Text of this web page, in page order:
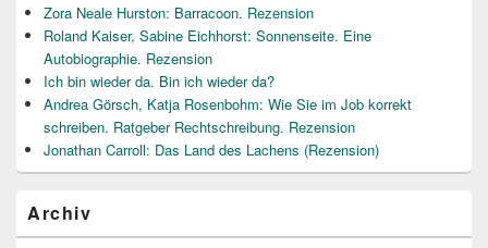
Zora Neale Hurston: Barracoon. Rezension
Roland Kaiser, Sabine Eichhorst: Sonnenseite. Eine
Autobiographie. Rezension
Ich bin wieder da. Bin ich wieder da?
Andrea Görsch, Katja Rosenbohm: Wie Sie im Job korrekt
schreiben. Ratgeber Rechtschreibung. Rezension
Jonathan Carroll: Das Land des Lachens (Rezension)
Archiv